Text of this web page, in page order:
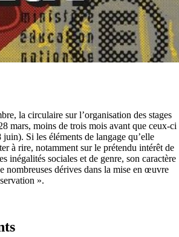
la circulaire sur l’organisation des stages
mars, moins de trois mois avant que ceux-ci
Si les éléments de langage qu’elle
à rire, notamment sur le prétendu intérêt de
inégalités sociales et de genre, son caractère
nombreuses dérives dans la mise en œuvre
».